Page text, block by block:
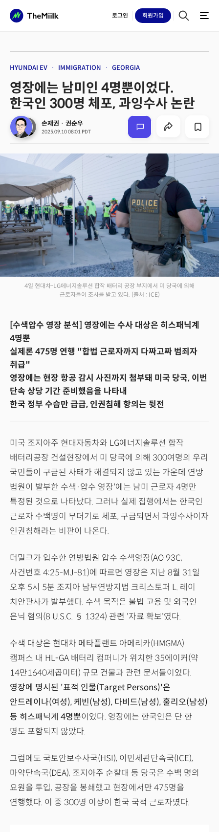
로그인 회원가입
HYUNDAI EV IMMIGRATION GEORGIA
영장에는 남미인 4명뿐이었다.
한국인 300명 체포, 과잉수사 논란
손재권 · 권순우
2025.09.10 08:01 PDT
4일 현대차-LG에너지솔루션 합작 배터리 공장 부지에서 미 당국에 의해
근로자들이 조사를 받고 있다. (출처 : ICE)
[수색압수 영장 분석] 영장에는 수사 대상은 히스패닉계
4명뿐
실제론 475명 연행 "합법 근로자까지 다짜고짜 범죄자
취급"
영장에는 현장 항공 감시 사진까지 첨부돼 미국 당국, 이번
단속 상당 기간 준비했음을 나타내
한국 정부 수습만 급급, 인권침해 항의는 뒷전
미국 조지아주 현대자동차와 LG에너지솔루션 합작
배터리공장 건설현장에서 미 당국에 의해 300여명의 우리
국민들이 구금된 사태가 해결되지 않고 있는 가운데 연방
법원이 발부한 수색·압수 영장'에는 남미 근로자 4명만
특정된 것으로 나타났다. 그러나 실제 집행에서는 한국인
근로자 수백명이 무더기로 체포, 구금되면서 과잉수사이자
인권침해라는 비판이 나온다.
더밀크가 입수한 연방법원 압수 수색영장(AO 93C,
사건번호 4:25-MJ-81)에 따르면 영장은 지난 8월 31일
오후 5시 5분 조지아 남부연방지법 크리스토퍼 L. 레이
치안판사가 발부했다. 수색 목적은 불법 고용 및 외국인
은닉 혐의(8 U.S.C. § 1324) 관련 '자료 확보'였다.
수색 대상은 현대차 메타플랜트 아메리카(HMGMA)
캠퍼스 내 HL-GA 배터리 컴퍼니가 위치한 35에이커(약
14만1640제곱미터) 규모 건물과 관련 문서들이었다.
영장에 명시된 '표적 인물(Target Persons)'은
안드레이나(여성), 케빈(남성), 다비드(남성), 훌리오(남성)
등 히스패닉계 4명뿐이었다. 영장에는 한국인은 단 한
명도 포함되지 않았다.
그럼에도 국토안보수사국(HSI), 이민세관단속국(ICE),
마약단속국(DEA), 조지아주 순찰대 등 당국은 수백 명의
요원을 투입, 공장을 봉쇄했고 현장에서만 475명을
연행했다. 이 중 300명 이상이 한국 국적 근로자였다.